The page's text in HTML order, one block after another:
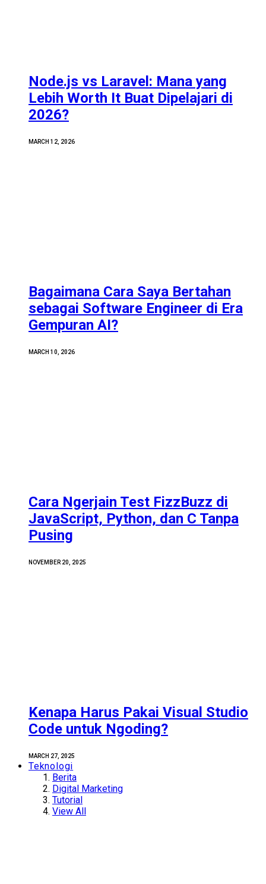
Node.js vs Laravel: Mana yang
Lebih Worth It Buat Dipelajari di
2026?
MARCH 12, 2026
Bagaimana Cara Saya Bertahan
sebagai Software Engineer di Era
Gempuran AI?
MARCH 10, 2026
Cara Ngerjain Test FizzBuzz di
JavaScript, Python, dan C Tanpa
Pusing
NOVEMBER 20, 2025
Kenapa Harus Pakai Visual Studio
Code untuk Ngoding?
MARCH 27, 2025
Teknologi
Berita
Digital Marketing
Tutorial
View All